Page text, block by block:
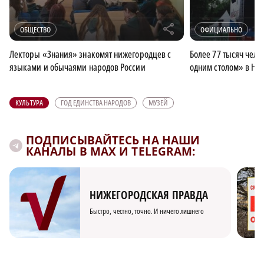
ОБЩЕСТВО r
Лекторы «Знания» знакомят нижегородцев с
языками и обычаями народов России
ОФИЦИАЛЬНО
Более 77 тысяч
одним столом» в
КУЛЬТУРА ГОД ЕДИНСТВА НАРОДОВ МУЗЕЙ
ПОДПИСЫВАЙТЕСЬ НА НАШИ
КАНАЛЫ В MAX И TELEGRAM:
НИЖЕГОРОДСКАЯ ПРАВДА
Быстро, честно, точно. И ничего лишнего